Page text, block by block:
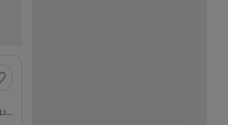
Rua Latino Coelho, São Sebastião da Pedreira, Avenidas Novas, Lisboa, Lisboa